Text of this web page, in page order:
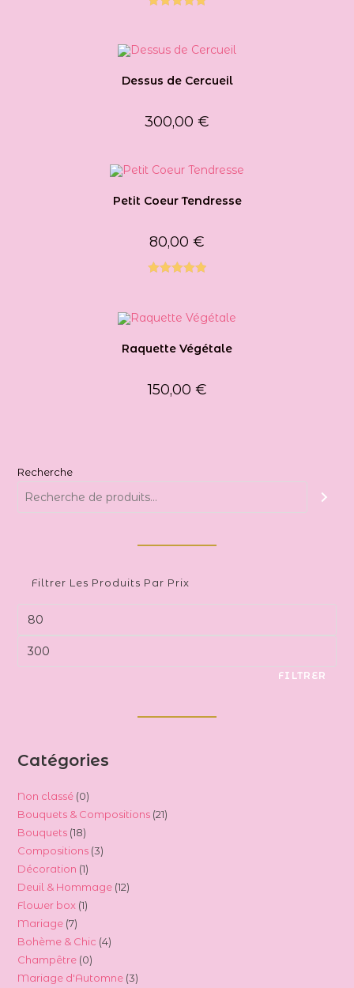
Dessus de Cercueil
300,00 €
Petit Coeur Tendresse
80,00 €
Raquette Végétale
150,00 €
Recherche
Filtrer Les Produits Par Prix
Prix
Prix
FILTRER
Catégories
Non classé 00
produit
Bouquets & Compositions 2121
Bouquets 1818
produits
Compositions 33
Décoration 11
produit
Deuil & Hommage 1212
Flower box 11
Mariage 77
produits
Bohème & Chic 44
Champêtre 00
produit
Mariage d'Automne 33